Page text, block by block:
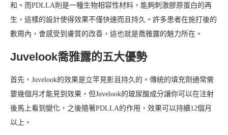
和。而PDLLA則是一種生物相容性材料，能夠刺激膠原蛋白的再
生，這樣的設計使得效果不僅快速而且持久。許多患者在施打後的
數周內，會感受到膚質的改善，這也就是喬雅露的魅力所在。
Juvelook喬雅露的五大優勢
首先，Juvelook的效果是立竿見影且持久的。傳統的填充劑通常需
要幾個月才能見到效果，但Juvelook的玻尿酸成分讓你可以在注射
後馬上看到變化，之後隨著PDLLA的作用，效果可以持續12個月
以上。